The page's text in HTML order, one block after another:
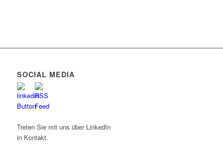
SOCIAL MEDIA
Treten Sie mit uns über LinkedIn
in Kontakt.